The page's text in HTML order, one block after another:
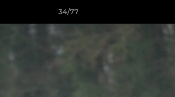
34/77